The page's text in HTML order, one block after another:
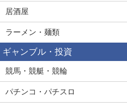
居酒屋
ラーメン・麺類
ギャンブル・投資
競馬・競艇・競輪
パチンコ・パチスロ